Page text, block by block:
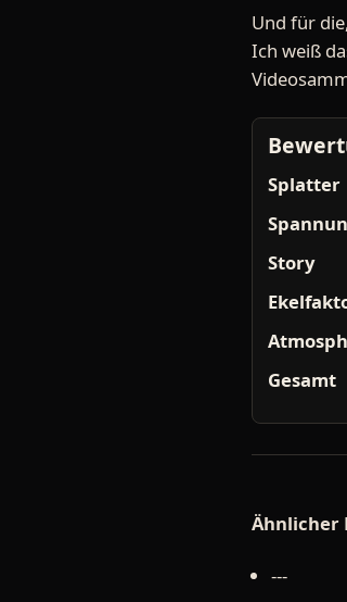
Und für
Ich weiß
Splatter
Story
Gesamt
Ähnlicher
---